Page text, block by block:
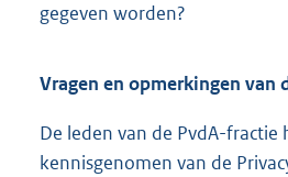
gegeven worden?
Vragen en opmerkingen van
De leden van de PvdA-fractie
kennisgenomen van de